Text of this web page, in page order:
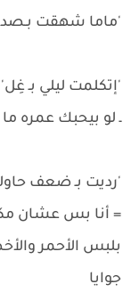
'ماما شهقت
'إتكلمت ليلي بـ غِل'
ـ لو بيحبك عمره
'رديت بـ ضعف
= أنا بس عشان
بلبس الأحمر
جوايا